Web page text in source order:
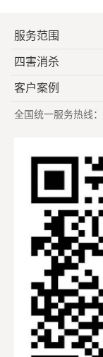
服务范围
四害消杀
客户案例
全国统一服务热线：